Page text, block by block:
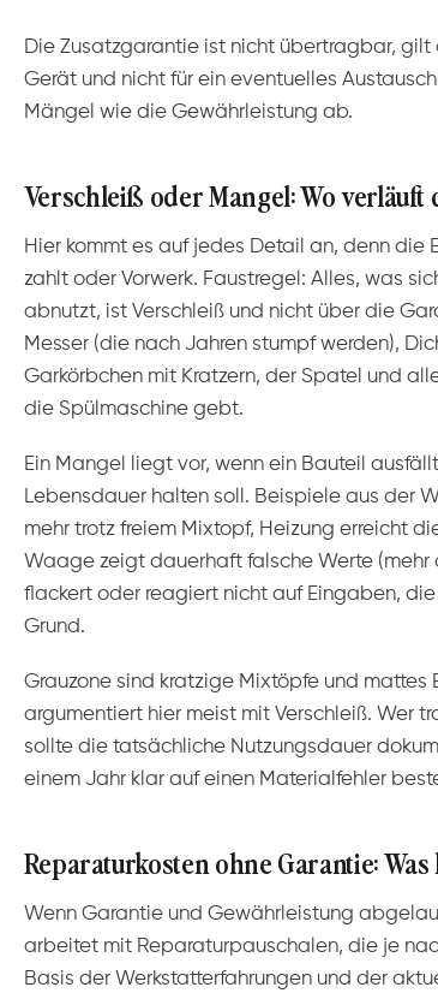
Die Zusatzgarantie ist nicht übertragbar, gilt
Gerät und nicht für ein eventuelles
Mängel wie die Gewährleistung ab.
Verschleiß oder Mangel: Wo verläuft
Hier kommt es auf jedes Detail an, denn die
zahlt oder Vorwerk. Faustregel: Alles, was
abnutzt, ist Verschleiß und nicht über die
Messer (die nach Jahren stumpf werden),
Garkörbchen mit Kratzern, der Spatel und
die Spülmaschine gebt.
Ein Mangel liegt vor, wenn ein Bauteil
Lebensdauer halten soll. Beispiele aus der
mehr trotz freiem Mixtopf, Heizung erreicht
Waage zeigt dauerhaft falsche Werte
flackert oder reagiert nicht auf Eingaben,
Grund.
Grauzone sind kratzige Mixtöpfe und mattes
argumentiert hier meist mit Verschleiß. Wer
sollte die tatsächliche Nutzungsdauer
einem Jahr klar auf einen Materialfehler
Reparaturkosten ohne Garantie: Was
Wenn Garantie und Gewährleistung
arbeitet mit Reparaturpauschalen, die je
Basis der Werkstatterfahrungen und der